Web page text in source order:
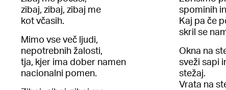
zibaj, zibaj, zibaj me
kot včasih.
Mimo vse več ljudi,
nepotrebnih žalosti,
tja, kjer ima dober namen
nacionalni pomen.
spominih
Kaj pa če
skril se
Okna na
sveži sapi
stežaj.
Vrata na